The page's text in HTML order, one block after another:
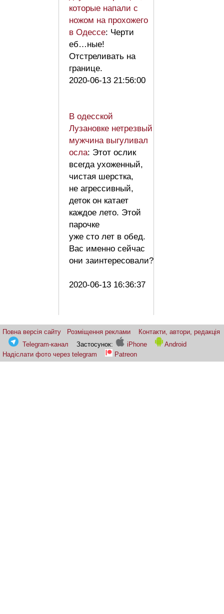
которые напали с
ножом на прохожего
в Одессе: Черти
еб…ные!
Отстреливать на
границе.
2020-06-13 21:56:00
В одесской
Лузановке нетрезвый
мужчина выгуливал
осла: Этот ослик
всегда ухоженный,
чистая шерстка,
не агрессивный,
деток он катает
каждое лето. Этой
парочке
уже сто лет в обед.
Вас именно сейчас
они заинтересовали?
2020-06-13 16:36:37
Повна версія сайту Розміщення реклами
Контакти, автори, редакція
Telegram-канал
Застосунок: iPhone
Android
Надіслати фото через telegram
Patreon